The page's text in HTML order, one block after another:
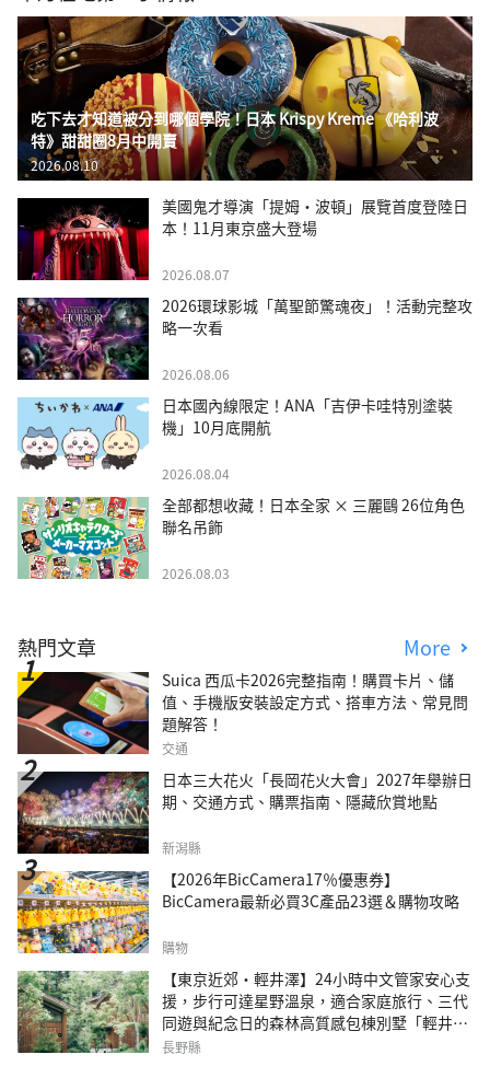
吃下去才知道被分到哪個學院！日本 Krispy Kreme 《哈利波
特》甜甜圈8月中開賣
2026.08.10
美國鬼才導演「提姆・波頓」展覽首度登陸日
本！11月東京盛大登場
2026.08.07
2026環球影城「萬聖節驚魂夜」！活動完整攻
略一次看
2026.08.06
日本國內線限定！ANA「吉伊卡哇特別塗裝
機」10月底開航
2026.08.04
全部都想收藏！日本全家 × 三麗鷗 26位角色
聯名吊飾
2026.08.03
熱門文章 More
Suica 西瓜卡2026完整指南！購買卡片、儲
值、手機版安裝設定方式、搭車方法、常見問
題解答！
交通
日本三大花火「長岡花火大會」2027年舉辦日
期、交通方式、購票指南、隱藏欣賞地點
新潟縣
【2026年BicCamera17％優惠券】
BicCamera最新必買3C產品23選＆購物攻略
購物
【東京近郊・輕井澤】24小時中文管家安心支
援，步行可達星野溫泉，適合家庭旅行、三代
同遊與紀念日的森林高質感包棟別墅「輕井澤
森四季VILLA」
長野縣